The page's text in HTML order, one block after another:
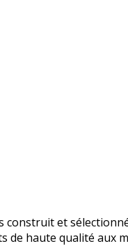
construit et
de haute qualité aux